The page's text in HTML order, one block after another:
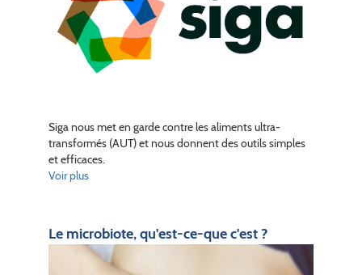
Siga nous met en garde contre les aliments ultra-
transformés (AUT) et nous donnent des outils simples
et efficaces.
Voir plus
Le microbiote, qu'est-ce-que c'est ?